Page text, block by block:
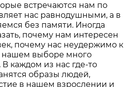
встречаются нам по
нас равнодушными, а в
без памяти. Иногда
почему нам интересен
почему нас неудержимо к
нашем выборе много
В каждом из нас где-то
образы людей,
в нашем взрослении и